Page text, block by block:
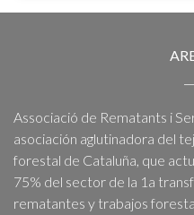
Associació de Rematants i
asociación aglutinadora del
forestal de Cataluña, que
75% del sector de la 1a
rematantes y trabajos